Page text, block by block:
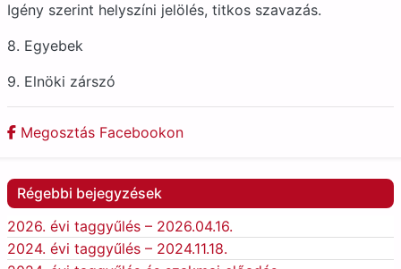
Igény szerint helyszíni jelölés, titkos szavazás.
8. Egyebek
9. Elnöki zárszó
Megosztás Facebookon
Régebbi bejegyzések
2026. évi taggyűlés – 2026.04.16.
2024. évi taggyűlés – 2024.11.18.